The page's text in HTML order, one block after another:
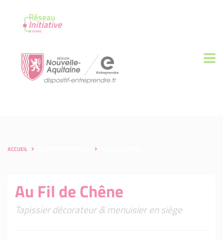
ACCUEIL
Au Fil de Chêne
Tapissier décorateur & menuisier en siège